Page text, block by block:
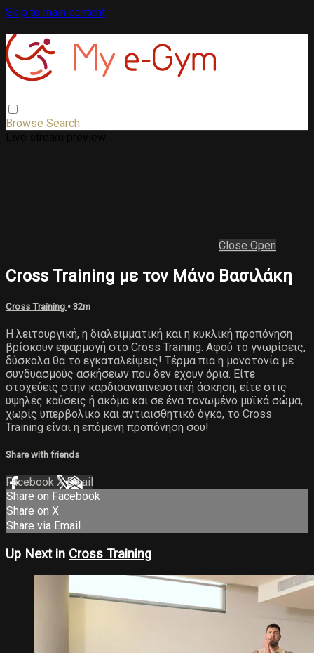
Skip to main content
Browse Search
Close Open
Cross Training με τον Μάνο Βασιλάκη
Cross Training • 32m
Η λειτουργική, η διαλειμματική και η κυκλική προπόνηση
βρίσκουν εφαρμογή στο Cross Training. Αφού το γνωρίσεις,
δύσκολα θα το εγκαταλείψεις! Τέρμα πια η μονοτονία με
συνδυασμούς ασκήσεων που δεν έχουν όρια. Είτε
στοχεύεις στην καρδιοαναπνευστική άσκηση, είτε στις
υψηλές καύσεις ή ακόμα και σε ένα τονωμένο μυϊκά σώμα,
χωρίς υπερβολικό και αντιαισθητικό όγκο, το Cross
Training είναι η επόμενη προπόνηση σου!
Share with friends
Facebook XEmail
Share on Facebook
Share on X
Share via Email
Up Next in Cross Training